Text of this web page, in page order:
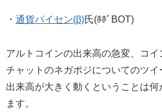
・ 通貨パイセン(β)氏(ﾎﾎﾞBOT)
アルトコインの出来高の急変、コ
チャットのネガポジについてのツイ
出来高が大きく動くということは何
ます。